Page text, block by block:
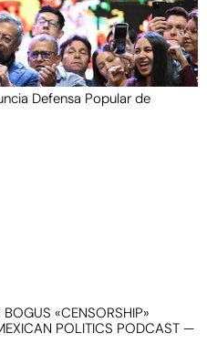
Defensa Popular de
«CENSORSHIP»
POLITICS PODCAST —